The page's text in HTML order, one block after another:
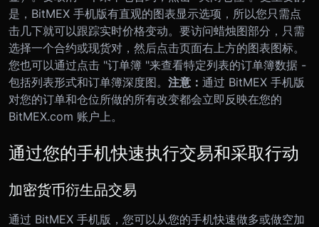
是，BitMEX 手机版有直观的图表显示选项，所以您只需点
击几下就可以跟踪实时价格变动。要访问蜡烛图部分，只需
选择一个合约或现货对，然后点击页面右上方的图表图标。
您也可以通过点击 "订单簿 "来查看特定列表的订单簿数据 -
包括列表形式和订单簿深度图。 注意： 通过 BitMEX 手机版
对您的订单和仓位所做的所有改变都会立即反映在您的
BitMEX.com 账户上。
通过您的手机快速执行交易和采取行动
加密货币衍生品交易
通过 BitMEX 手机版，您可以从您的手机快速做多或做空加